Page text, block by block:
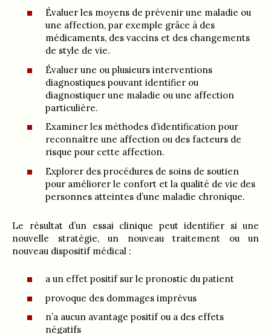
Évaluer les moyens de prévenir une maladie ou
une affection, par exemple grâce à des
médicaments, des vaccins et des changements
de style de vie.
Évaluer une ou plusieurs interventions
diagnostiques pouvant identifier ou
diagnostiquer une maladie ou une affection
particulière.
Examiner les méthodes d’identification pour
reconnaître une affection ou des facteurs de
risque pour cette affection.
Explorer des procédures de soins de soutien
pour améliorer le confort et la qualité de vie des
personnes atteintes d’une maladie chronique.
Le résultat d’un essai clinique peut identifier si une
nouvelle stratégie, un nouveau traitement ou un
nouveau dispositif médical :
a un effet positif sur le pronostic du patient
provoque des dommages imprévus
n’a aucun avantage positif ou a des effets
négatifs